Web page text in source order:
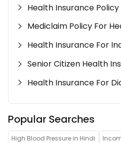
Health Insurance Policy
Mediclaim Policy For
Health Insurance For
Senior Citizen Health
Health Insurance For
Popular Searches
High Blood Pressure in Hindi